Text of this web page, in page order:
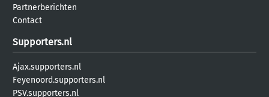
Partnerberichten
Contact
Supporters.nl
Ajax.supporters.nl
Feyenoord.supporters.nl
PSV.supporters.nl